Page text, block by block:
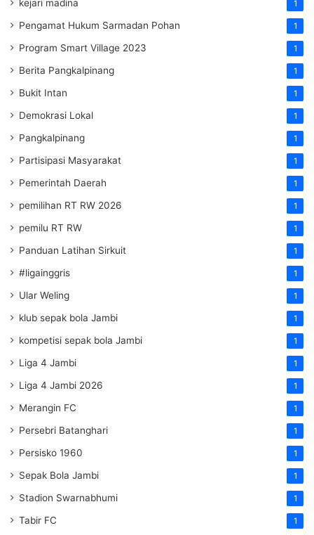
kejari madina 1
Pengamat Hukum Sarmadan Pohan 1
Program Smart Village 2023 1
Berita Pangkalpinang 1
Bukit Intan 1
Demokrasi Lokal 1
Pangkalpinang 1
Partisipasi Masyarakat 1
Pemerintah Daerah 1
pemilihan RT RW 2026 1
pemilu RT RW 1
Panduan Latihan Sirkuit 1
#ligainggris 1
Ular Weling 1
klub sepak bola Jambi 1
kompetisi sepak bola Jambi 1
Liga 4 Jambi 1
Liga 4 Jambi 2026 1
Merangin FC 1
Persebri Batanghari 1
Persisko 1960 1
Sepak Bola Jambi 1
Stadion Swarnabhumi 1
Tabir FC 1